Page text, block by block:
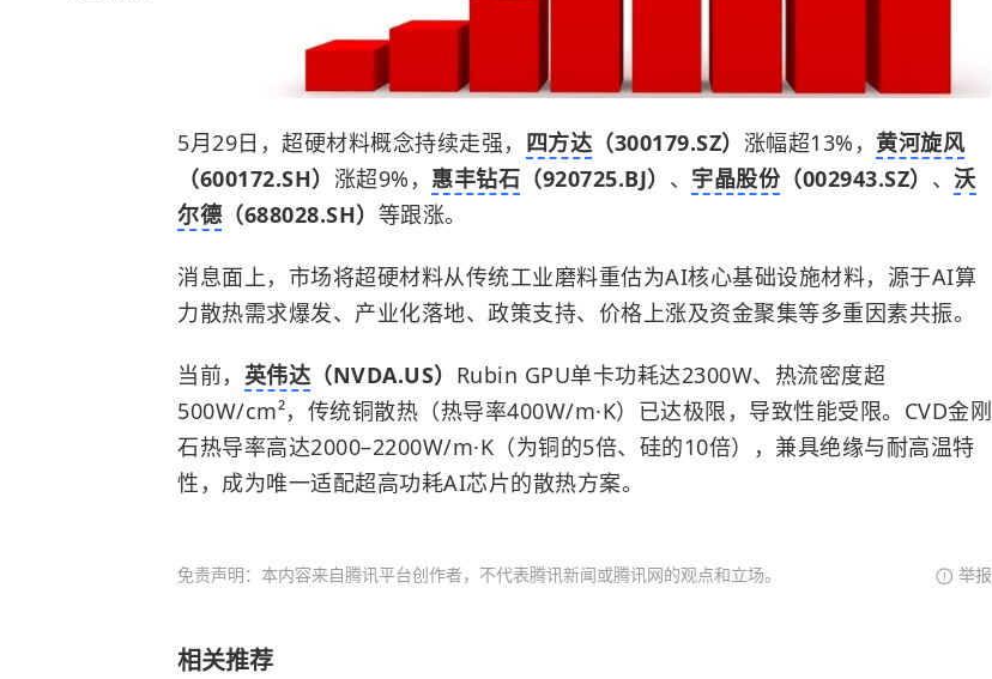
5月29日，超硬材料概念持续走强， 四方达 （300179.SZ） 涨幅超13%， 黄河旋风
（600172.SH） 涨超9%， 惠丰钻石 （920725.BJ） 、 宇晶股份（002943.SZ） 、 沃
尔德 （688028.SH） 等跟涨。
消息面上，市场将超硬材料从传统工业磨料重估为AI核心基础设施材料，源于AI算
力散热需求爆发、产业化落地、政策支持、价格上涨及资金聚集等多重因素共振。
当前， 英伟达 （NVDA.US） Rubin GPU单卡功耗达2300W、热流密度超
500W/cm²，传统铜散热（热导率400W/m·K）已达极限，导致性能受限。CVD金刚
石热导率高达2000–2200W/m·K（为铜的5倍、硅的10倍），兼具绝缘与耐高温特
性，成为唯一适配超高功耗AI芯片的散热方案。
免责声明：本内容来自腾讯平台创作者，不代表腾讯新闻或腾讯网的观点和立场。 举报
相关推荐